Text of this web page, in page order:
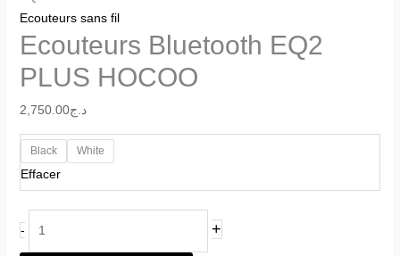
Ecouteurs sans fil
Ecouteurs Bluetooth EQ2
PLUS HOCOO
د.ج2,750.00
Black White
Effacer
- +